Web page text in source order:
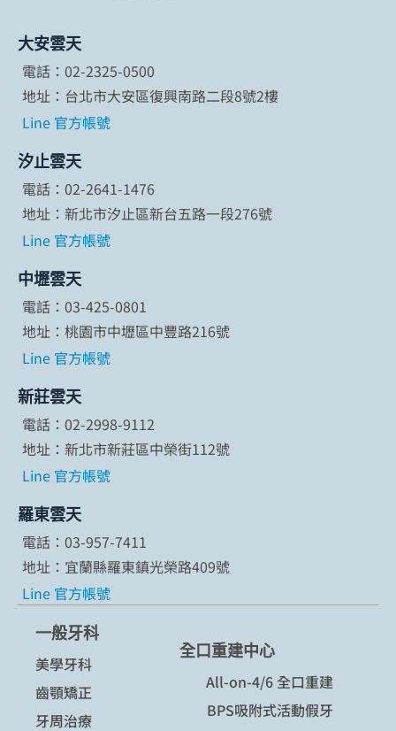
大安雲天
電話：02-2325-0500
地址：台北市大安區復興南路二段8號2樓
Line 官方帳號
汐止雲天
電話：02-2641-1476
地址：新北市汐止區新台五路一段276號
Line 官方帳號
中壢雲天
電話：03-425-0801
地址：桃園市中壢區中豐路216號
Line 官方帳號
新莊雲天
電話：02-2998-9112
地址：新北市新莊區中榮街112號
Line 官方帳號
羅東雲天
電話：03-957-7411
地址：宜蘭縣羅東鎮光榮路409號
Line 官方帳號
一般牙科
美學牙科
齒顎矯正
牙周治療
全口重建中心
All-on-4/6 全口重建
BPS吸附式活動假牙